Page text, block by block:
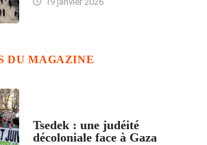
DU MAGAZINE
Tsedek : une judéité
décoloniale face à Gaza